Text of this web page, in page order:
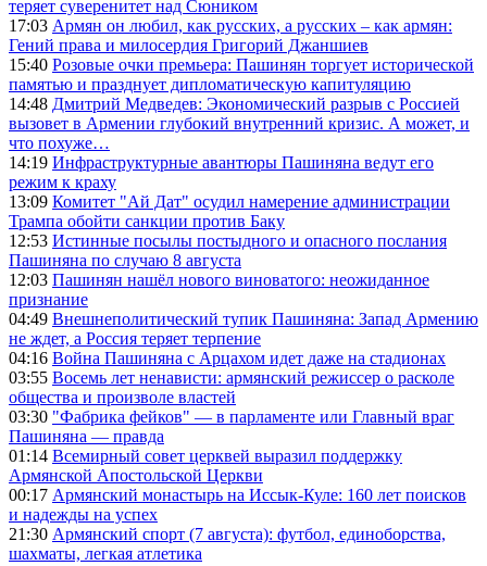
теряет суверенитет над Сюником
17:03 Армян он любил, как русских, а русских – как армян:
Гений права и милосердия Григорий Джаншиев
15:40 Розовые очки премьера: Пашинян торгует исторической
памятью и празднует дипломатическую капитуляцию
14:48 Дмитрий Медведев: Экономический разрыв с Россией
вызовет в Армении глубокий внутренний кризис. А может, и
что похуже…
14:19 Инфраструктурные авантюры Пашиняна ведут его
режим к краху
13:09 Комитет "Ай Дат" осудил намерение администрации
Трампа обойти санкции против Баку
12:53 Истинные посылы постыдного и опасного послания
Пашиняна по случаю 8 августа
12:03 Пашинян нашёл нового виноватого: неожиданное
признание
04:49 Внешнеполитический тупик Пашиняна: Запад Армению
не ждет, а Россия теряет терпение
04:16 Война Пашиняна с Арцахом идет даже на стадионах
03:55 Восемь лет ненависти: армянский режиссер о расколе
общества и произволе властей
03:30 "Фабрика фейков" — в парламенте или Главный враг
Пашиняна — правда
01:14 Всемирный совет церквей выразил поддержку
Армянской Апостольской Церкви
00:17 Армянский монастырь на Иссык-Куле: 160 лет поисков
и надежды на успех
21:30 Армянский спорт (7 августа): футбол, единоборства,
шахматы, легкая атлетика